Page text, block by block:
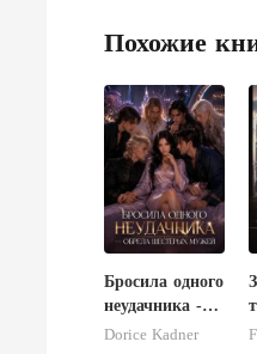
Похожие
Бросила одного
неудачника -
обрела
Dorice Kadner